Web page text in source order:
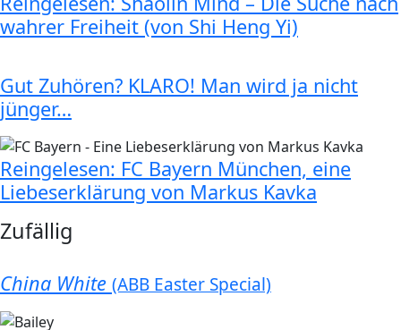
wahrer Freiheit (von Shi Heng Yi)
Gut Zuhören? KLARO! Man wird ja nicht
jünger…
Reingelesen: FC Bayern München, eine
Liebeserklärung von Markus Kavka
Zufällig
China White (ABB Easter Special)